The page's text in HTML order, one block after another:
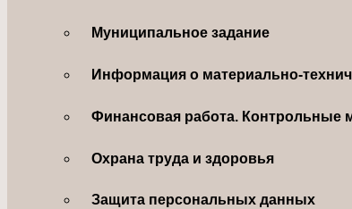
Муниципальное задание
Информация о материально-
Финансовая работа. Контрольные
Охрана труда и здоровья
Защита персональных данных